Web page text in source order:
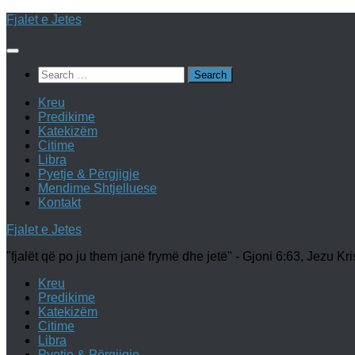
Skip
content
Fjalet e Jetes
Search
for:
Kreu
Predikime
Katekizëm
Citime
Libra
Pyetje & Përgjigje
Mendime Shtjelluese
Kontakt
Fjalet e Jetes
"fjalët që po ju them janë frymë dhe jetë" - Gjoni 6:63, Jezu
Kreu
Predikime
Katekizëm
Citime
Libra